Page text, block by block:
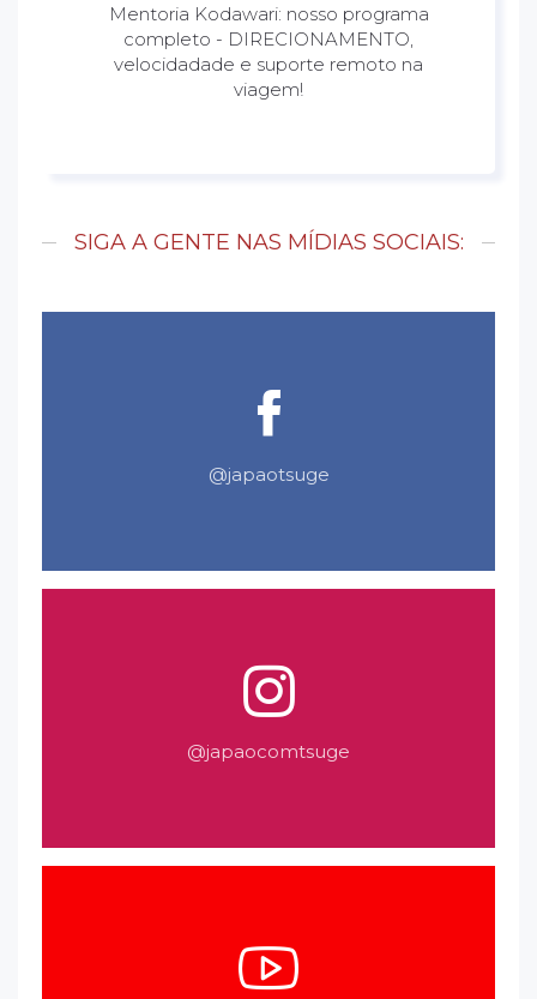
Mentoria Kodawari: nosso programa
completo - DIRECIONAMENTO,
velocidadade e suporte remoto na
viagem!
SIGA A GENTE NAS MÍDIAS SOCIAIS:
@japaotsuge
@japaocomtsuge